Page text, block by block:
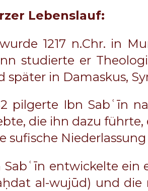
Lebenslauf:
1217 n.Chr. in
studierte er
später in Damaskus,
pilgerte Ibn Sabʿīn
die ihn dazu
sufische
Sabʿīn entwickelte ein
al-wujūd) und die